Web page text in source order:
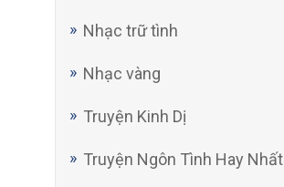
Nhạc trữ tình
Nhạc vàng
Truyện Kinh Dị
Truyện Ngôn Tình Hay Nhất